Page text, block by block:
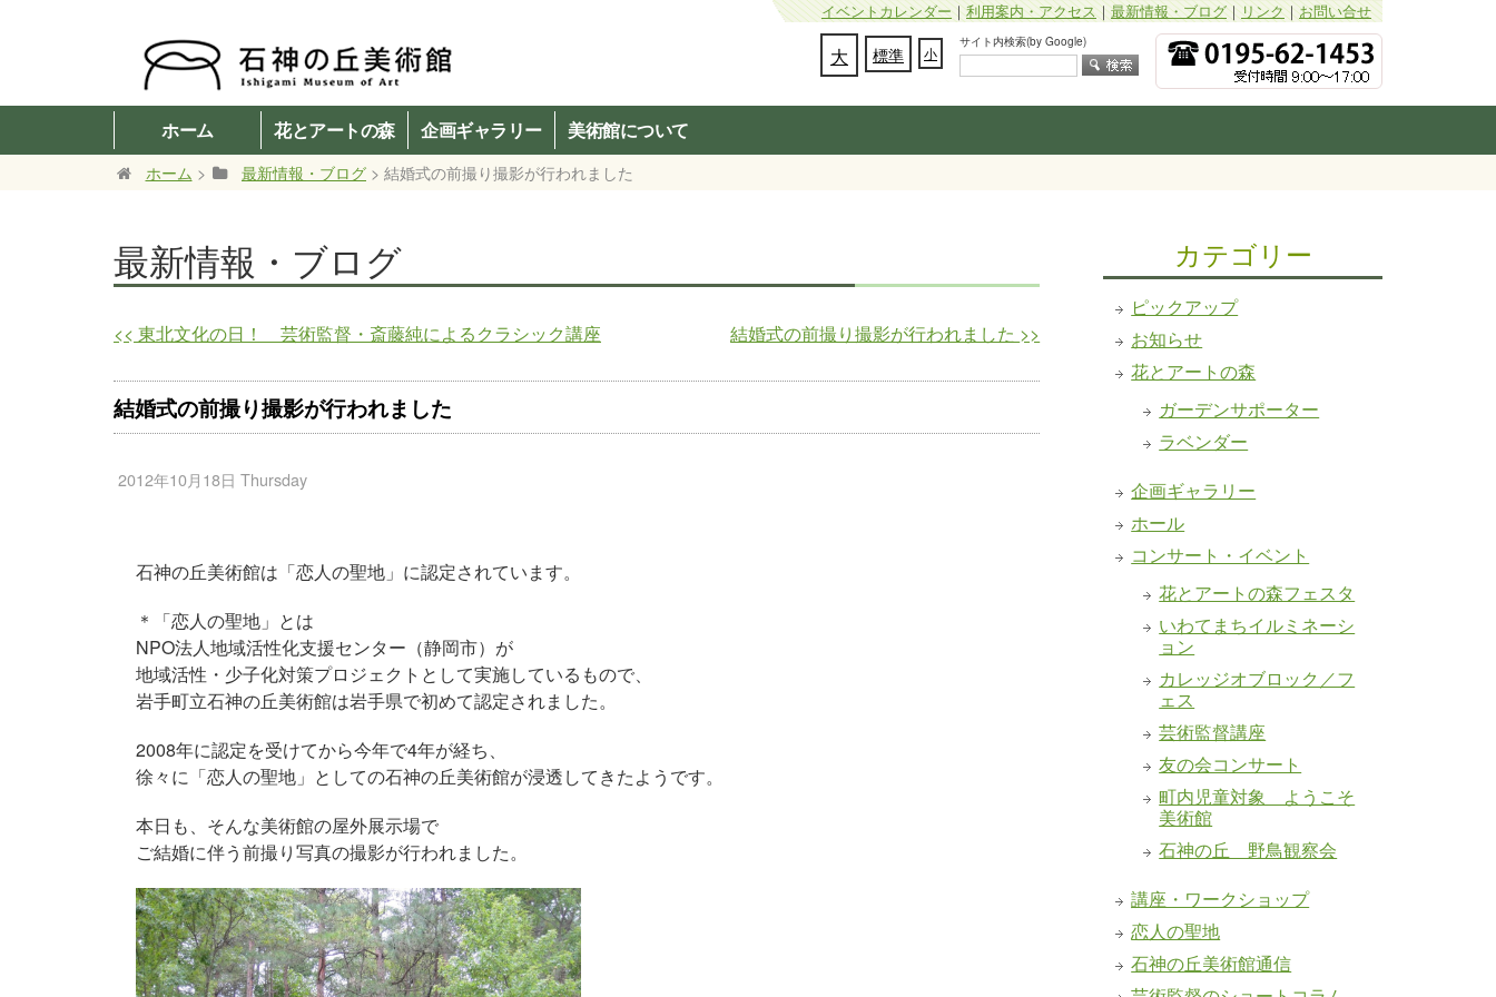
イベントカレンダー｜利用案内・アクセス｜最新情報・ブログ｜リンク｜お問い合せ
サイト内検索(by Google)
大 標準 小
ホーム 花とアートの森 企画ギャラリー 美術館について
ホーム > 最新情報・ブログ > 結婚式の前撮り撮影が行われました
最新情報・ブログ
<< 東北文化の日！ 芸術監督・斎藤純によるクラシック講座 結婚式の前撮り撮影が行われました >>
結婚式の前撮り撮影が行われました
2012年10月18日 Thursday
石神の丘美術館は「恋人の聖地」に認定されています。
＊「恋人の聖地」とは
NPO法人地域活性化支援センター（静岡市）が
地域活性・少子化対策プロジェクトとして実施しているもので、
岩手町立石神の丘美術館は岩手県で初めて認定されました。
2008年に認定を受けてから今年で4年が経ち、
徐々に「恋人の聖地」としての石神の丘美術館が浸透してきたようです。
本日も、そんな美術館の屋外展示場で
ご結婚に伴う前撮り写真の撮影が行われました。
カテゴリー
ピックアップ
お知らせ
花とアートの森
ガーデンサポーター
ラベンダー
企画ギャラリー
ホール
コンサート・イベント
花とアートの森フェスタ
いわてまちイルミネーシ
ョン
カレッジオブロック／フ
ェス
芸術監督講座
友の会コンサート
町内児童対象 ようこそ
美術館
石神の丘 野鳥観察会
講座・ワークショップ
恋人の聖地
石神の丘美術館通信